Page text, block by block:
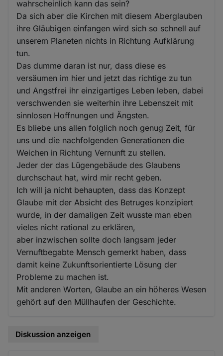
wahrscheinlich kann das sein?
Da sich aber die Kirchen mit diesem Aberglauben
ihre Gläubigen einfangen wird sich so schnell auf
unserem Planeten nichts in Richtung Aufklärung
tun.
Das dumme daran ist nur, dass diese es
versäumen im hier und jetzt das richtige zu tun
und Angstfrei ihr einzigartiges Leben leben, dabei
verschwenden sie weiterhin ihre Lebenszeit mit
sinnlosen Hoffnungen und Ängsten.
Es bliebe uns allen folglich noch genug Zeit, für
uns und die nachfolgenden Generationen die
Weichen in Richtung Vernunft zu stellen.
Jeder der das Lügengebäude des Glaubens
durchschaut hat, wird mir recht geben.
Ich will ja nicht behaupten, dass das Konzept
Glaube mit der Absicht des Betruges konzipiert
wurde, in der damaligen Zeit wusste man eben
vieles nicht rational zu erklären,
aber inzwischen sollte doch langsam jeder
Vernuftbegabte Mensch gemerkt haben, dass
damit keine Zukunftsorientierte Lösung der
Probleme zu machen ist.
Mit anderen Worten, Glaube an ein höheres Wesen
gehört auf den Müllhaufen der Geschichte.
Diskussion anzeigen